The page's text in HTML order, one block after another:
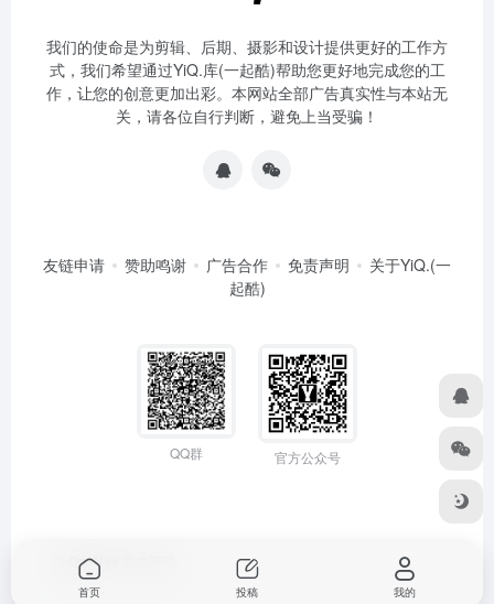
我们的使命是为剪辑、后期、摄影和设计提供更好的工作方
式，我们希望通过YiQ.库(一起酷)帮助您更好地完成您的工
作，让您的创意更加出彩。本网站全部广告真实性与本站无
关，请各位自行判断，避免上当受骗！
友链申请 赞助鸣谢 广告合作 免责声明
关于YiQ.(一
起酷)
QQ群 官方公众号
OneNav
首页 投稿 我的